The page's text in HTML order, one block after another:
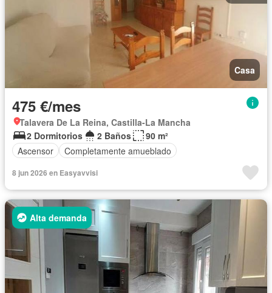
Casa
475 €/mes
Talavera De La Reina, Castilla-La Mancha
2 Dormitorios
2 Baños
90 m²
Ascensor
Completamente amueblado
8 jun 2026 en Easyavvisi
Alta demanda